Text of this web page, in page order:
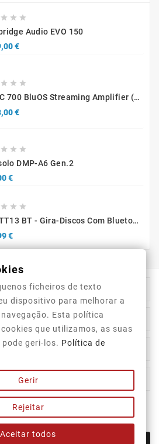
  
Audio EVO 150
€Preço
  
NAD C 700 BluOS Streaming Amplifier (Caixa Aberta)
€Preço
  
DMP-A6 Gen.2
€Preço
  
FiiO TT13 BT - Gira-Discos Com Bluetooth
€Preço
Newsletter
ficheiros de texto
dispositivo para melhorar a
Esta política
que utilizamos, as suas
geri-los. Política de
Gerir
Rejeitar
Aceitar todos